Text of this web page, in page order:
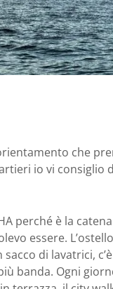
che
io vi consiglio
perché è la
essere.
di lavatrici,
banda. Ogni